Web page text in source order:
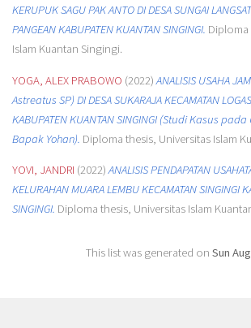
KERUPUK SAGU PAK ANTO DI DESA SUNGAI
PANGEAN KABUPATEN KUANTAN SINGINGI. Diploma
Islam Kuantan Singingi.
YOGA, ALEX PRABOWO (2022)ANALISIS USAHA
Astreatus SP) DI DESA SUKARAJA KECAMATAN
KABUPATEN KUANTAN SINGINGI (Studi Kasus
Bapak Yohan). Diploma thesis, Universitas Islam
YOVI, JANDRI (2022)ANALISIS PENDAPATAN
KELURAHAN MUARA LEMBU KECAMATAN SINGINGI
SINGINGI. Diploma thesis, Universitas Islam
This list was generated onSun